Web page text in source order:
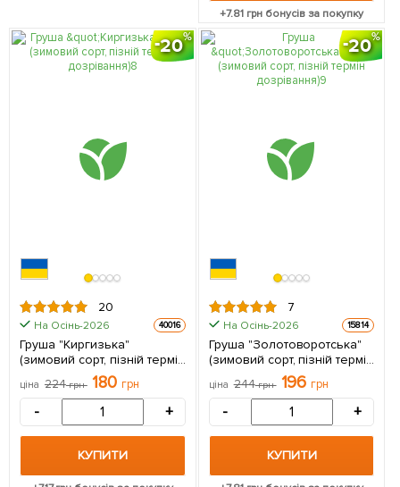
+7.81грн бонусів за покупку
20
20
На Осінь-2026 40016
Груша "Киргизька"
(зимовий сорт, пізній термін
дозрівання) 1 саджанець в
упаковці
ціна 224грн 180 грн
- +
КУПИТИ
20
7
На Осінь-2026 15814
Груша "Золотоворотська"
(зимовий сорт, пізній термін
дозрівання) 1 саджанець в
упаковці
ціна 244грн 196 грн
- +
КУПИТИ